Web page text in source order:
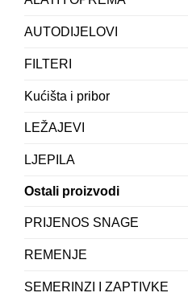
AUTODIJELOVI
FILTERI
Kućišta i pribor
LEŽAJEVI
LJEPILA
Ostali proizvodi
PRIJENOS SNAGE
REMENJE
SEMERINZI I ZAPTIVKE